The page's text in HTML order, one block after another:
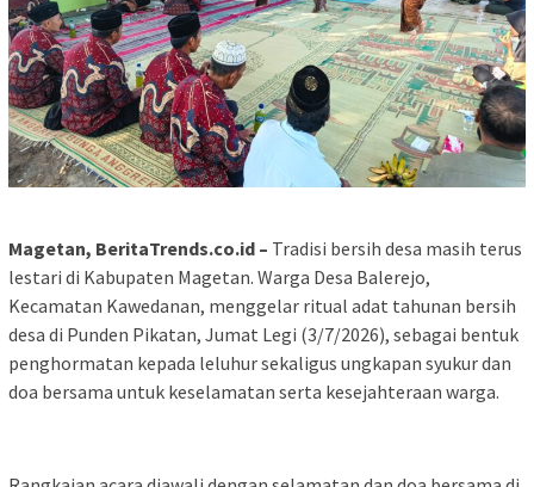
Magetan, BeritaTrends.co.id – Tradisi bersih desa masih terus
lestari di Kabupaten Magetan. Warga Desa Balerejo,
Kecamatan Kawedanan, menggelar ritual adat tahunan bersih
desa di Punden Pikatan, Jumat Legi (3/7/2026), sebagai bentuk
penghormatan kepada leluhur sekaligus ungkapan syukur dan
doa bersama untuk keselamatan serta kesejahteraan warga.